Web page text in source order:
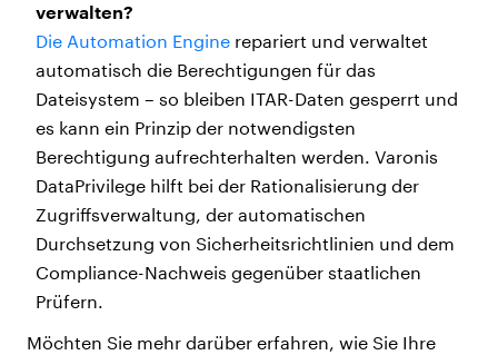
verwalten?
Die Automation Engine repariert und verwaltet
automatisch die Berechtigungen für das
Dateisystem – so bleiben ITAR-Daten gesperrt und
es kann ein Prinzip der notwendigsten
Berechtigung aufrechterhalten werden. Varonis
DataPrivilege hilft bei der Rationalisierung der
Zugriffsverwaltung, der automatischen
Durchsetzung von Sicherheitsrichtlinien und dem
Compliance-Nachweis gegenüber staatlichen
Prüfern.
Möchten Sie mehr darüber erfahren, wie Sie Ihre